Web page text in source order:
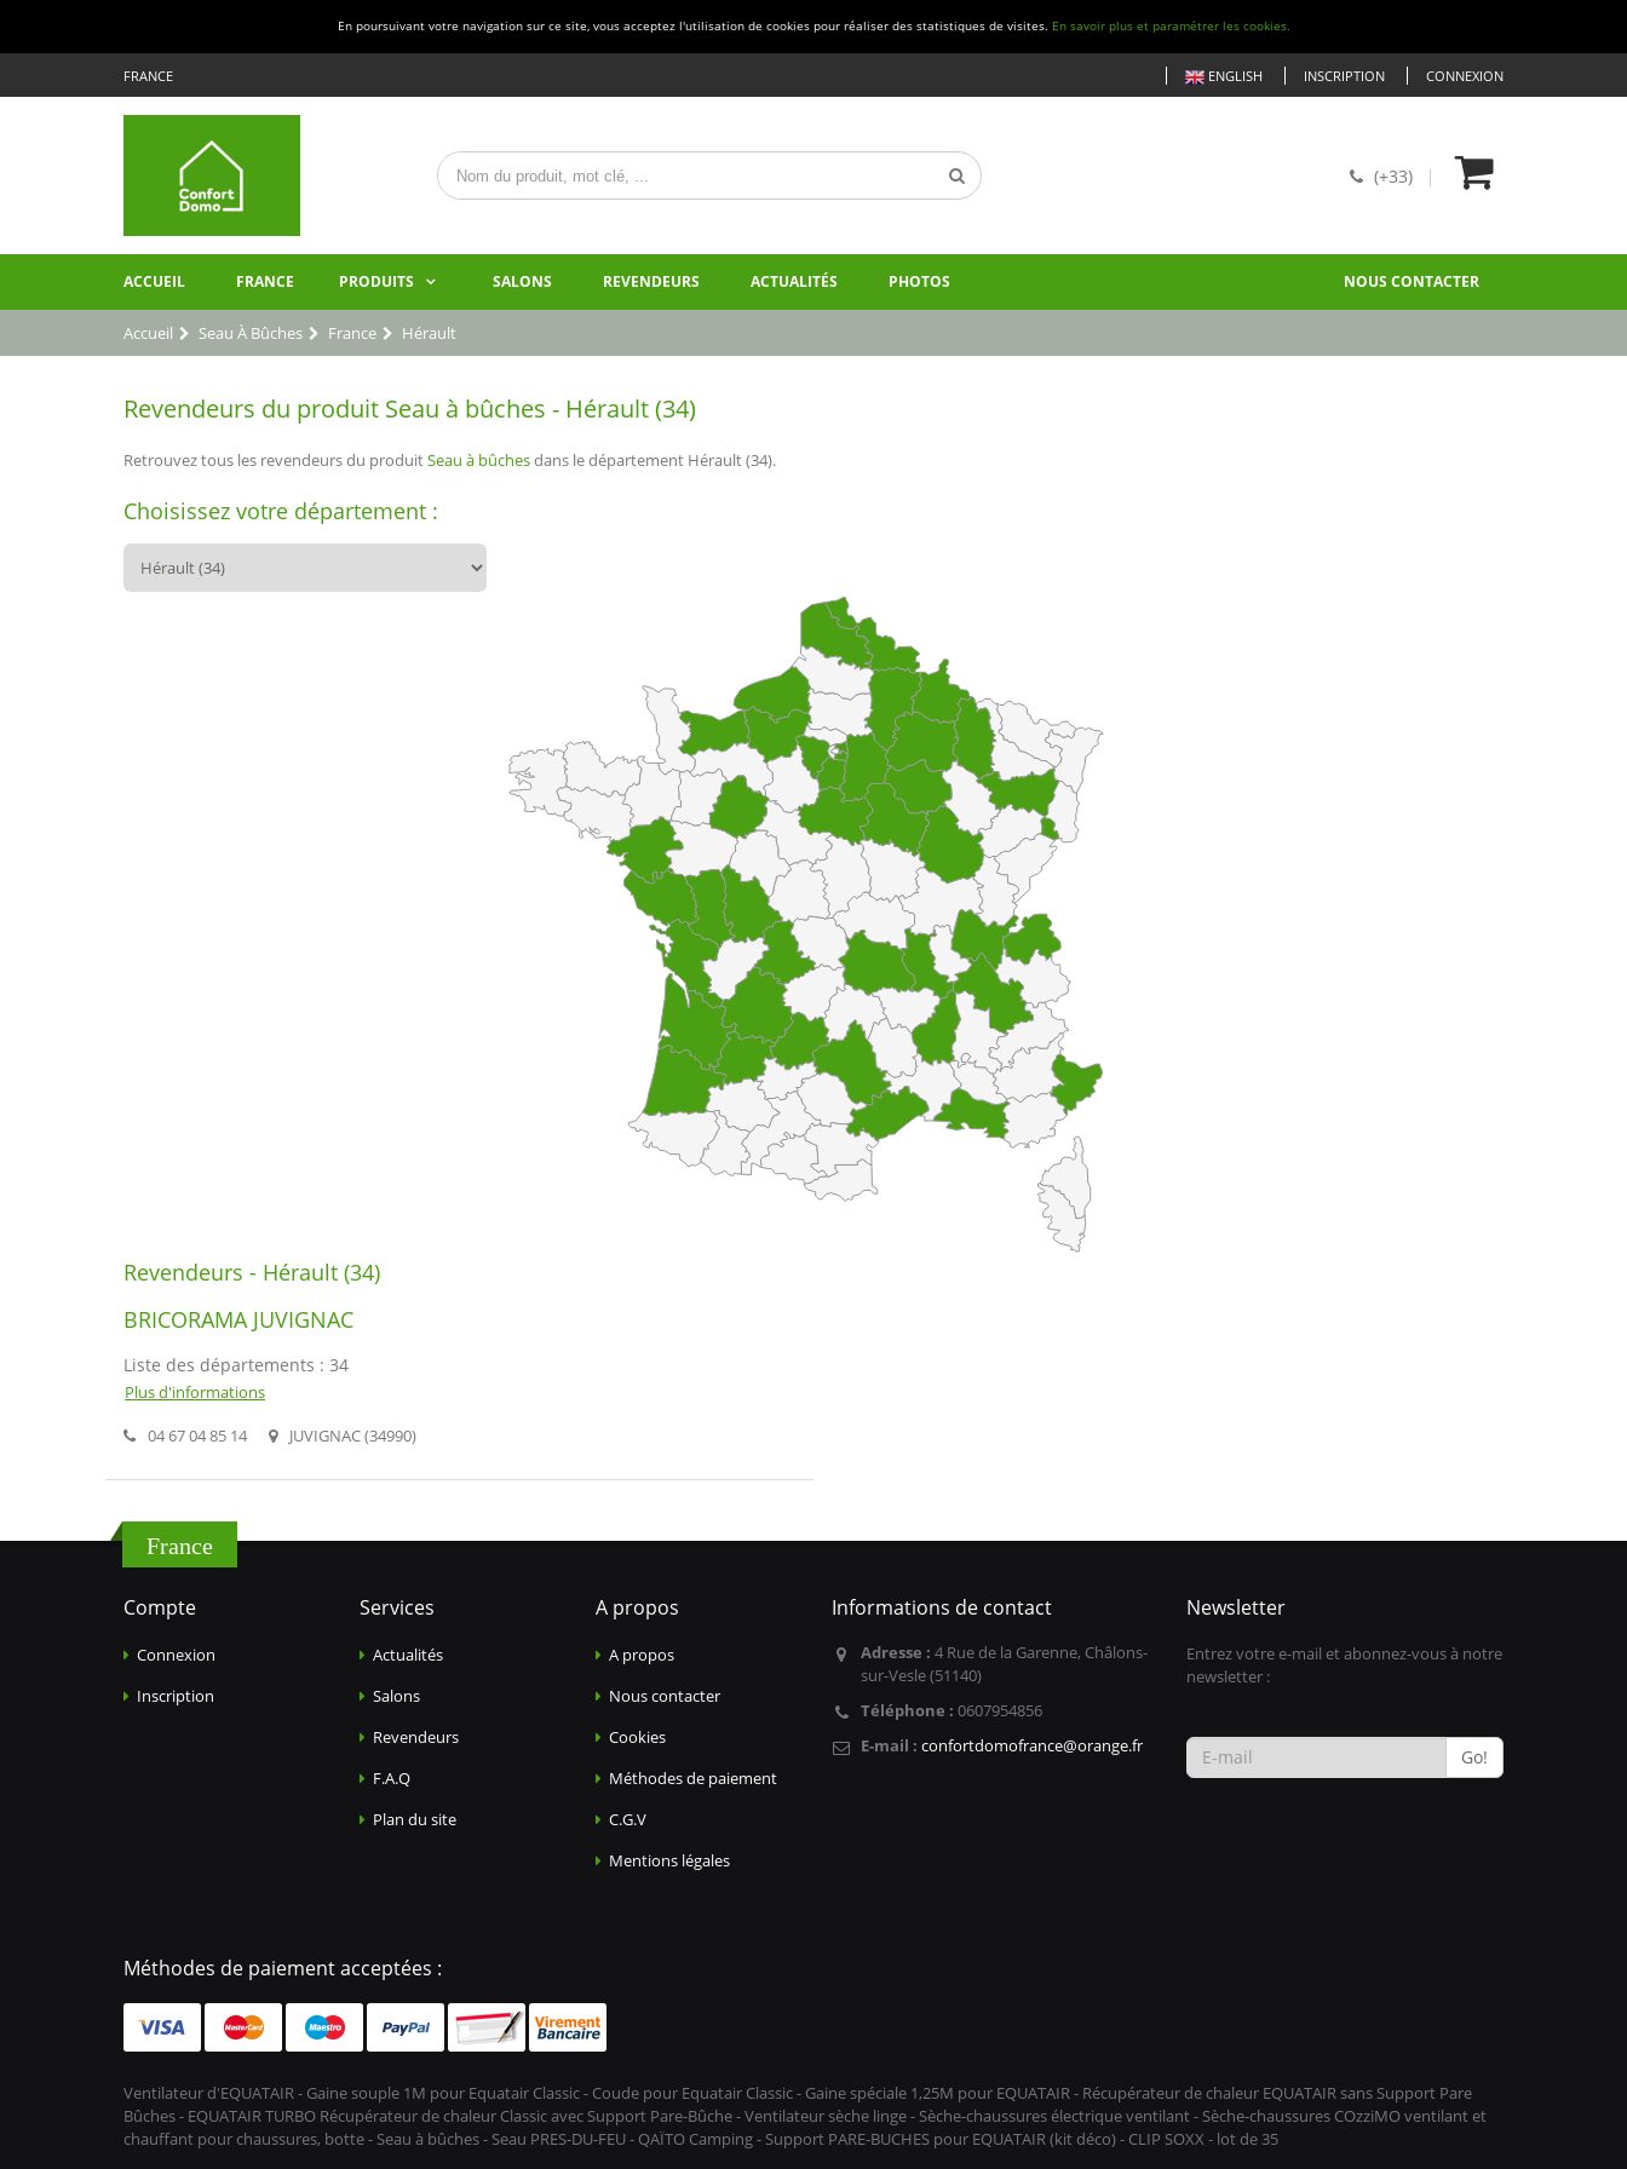
En poursuivant votre navigation sur ce site, vous acceptez l'utilisation de cookies pour réaliser des statistiques de visites. En savoir plus et paramétrer les cookies.
FRANCE ENGLISH INSCRIPTION CONNEXION
(+33)
ACCUEIL FRANCE PRODUITS SALONS REVENDEURS ACTUALITÉS PHOTOS NOUS CONTACTER
Accueil Seau À Bûches France Hérault
Revendeurs du produit Seau à bûches - Hérault (34)
Retrouvez tous les revendeurs du produitSeau à bûchesdans le département Hérault (34).
Choisissez votre département :
Revendeurs - Hérault (34)
BRICORAMA JUVIGNAC
Liste des départements : 34
Plus d'informations
04 67 04 85 14
JUVIGNAC (34990)
France
Compte
Connexion
Inscription
Services
Actualités
Salons
Revendeurs
F.A.Q
Plan du site
A propos
A propos
Nous contacter
Cookies
Méthodes de paiement
C.G.V
Mentions légales
Informations de contact
Adresse : 4 Rue de la Garenne, Châlons-
sur-Vesle (51140)
Téléphone : 0607954856
E-mail : confortdomofrance@orange.fr
Newsletter
Entrez votre e-mail et abonnez-vous à notre
newsletter :
Go!
Méthodes de paiement acceptées :
Ventilateur d'EQUATAIR - Gaine souple 1M pour Equatair Classic - Coude pour Equatair Classic - Gaine spéciale 1,25M pour EQUATAIR - Récupérateur de chaleur EQUATAIR sans Support Pare
Bûches - EQUATAIR TURBO Récupérateur de chaleur Classic avec Support Pare-Bûche - Ventilateur sèche linge - Sèche-chaussures électrique ventilant - Sèche-chaussures COzziMO ventilant et
chauffant pour chaussures, botte - Seau à bûches - Seau PRES-DU-FEU - QAÏTO Camping - Support PARE-BUCHES pour EQUATAIR (kit déco) - CLIP SOXX - lot de 35